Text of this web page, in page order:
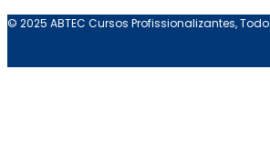
© 2025 ABTEC Cursos Profissionalizantes,